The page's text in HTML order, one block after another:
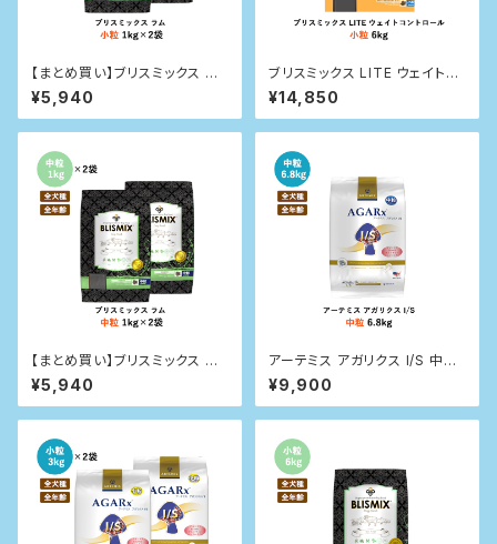
【まとめ買い】ブリスミックス 犬
用 ラム 小粒1kg×2袋
¥5,940
ブリスミックス LITE ウェイトコ
ントロール(犬用) 6kg
¥14,850
【まとめ買い】ブリスミックス 犬
用 ラム 中粒 1kg×2袋
¥5,940
アーテミス アガリクス I/S 中粒
6.8kg
¥9,900